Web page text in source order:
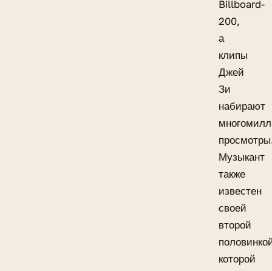
Billboard-
200,
а
клипы
Джей
Зи
набирают
Музыкант
также
известен
своей
второй
которой